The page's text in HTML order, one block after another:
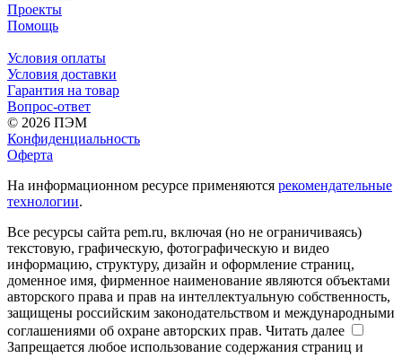
Проекты
Помощь
Условия оплаты
Условия доставки
Гарантия на товар
Вопрос-ответ
© 2026 ПЭМ
Конфиденциальность
Оферта
На информационном ресурсе применяются рекомендательные
технологии.
Все ресурсы сайта pem.ru, включая (но не ограничиваясь)
текстовую, графическую, фотографическую и видео
информацию, структуру, дизайн и оформление страниц,
доменное имя, фирменное наименование являются объектами
авторского права и прав на интеллектуальную собственность,
защищены российским законодательством и международными
соглашениями об охране авторских прав. Читать далее
Запрещается любое использование содержания страниц и